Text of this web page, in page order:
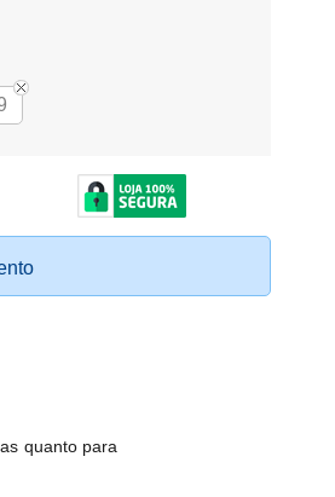
quanto para